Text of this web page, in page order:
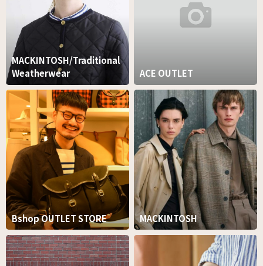
MACKINTOSH/Traditional
Weatherwear
ACE OUTLET
Bshop OUTLET STORE MACKINTOSH